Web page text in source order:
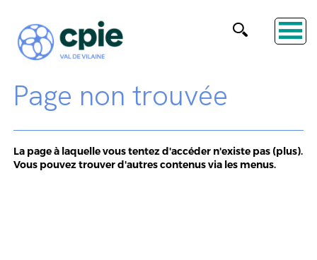
Page non trouvée
La page à laquelle vous tentez d'accéder n'existe pas (plus).
Vous pouvez trouver d'autres contenus via les menus.